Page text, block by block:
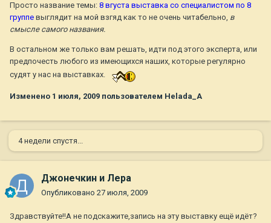
Просто название темы: 8 вгуста выставка со специалистом по 8
группе выглядит на мой взгяд как то не очень читабельно, в
смысле самого названия.
В остальном же только вам решать, идти под этого эксперта, или
предпочесть любого из имеющихся наших, которые регулярно
судят у нас на выставках.
Изменено 1 июля, 2009 пользователем Helada_A
4 недели спустя...
Джонечкин и Лера
Опубликовано 27 июля, 2009
Здравствуйте!!А не подскажите,запись на эту выставку ещё идёт?